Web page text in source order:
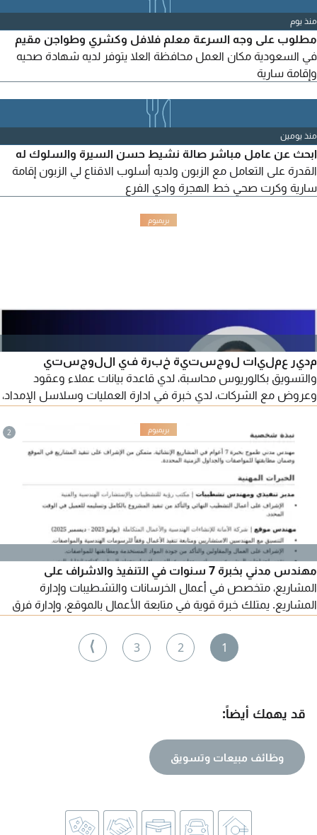
منذ يوم
مطلوب على وجه السرعة معلم فلافل وكشري وطواجن مقيم
في السعودية مكان العمل محافظة العلا يتوفر لديه شهادة صحيه
وإقامة سارية
منذ يومين
ابحث عن عامل مباشر صالة نشيط حسن السيرة والسلوك له
القدرة على التعامل مع الزبون ولديه أسلوب الاقناع لي الزبون إقامة
سارية وكرت صحي خط الهجرة وادي الفرع
مدير عمليات لوجستية خبرة في اللوجستي
والتسويق بكالوريوس محاسبة، لدي قاعدة بيانات عملاء وعقود
وعروض مع الشركات، لدي خبرة في ادارة العمليات وسلاسل الإمداد،
والفواتير، التنسيق مع العملاء والموردين ومتابعة الطرود ومتابعة
المناديب وحل المشكلات، إدارة العمليات اليومية، محترف في برامج
Microsoft Office، لا مانع بالعمل بأي مجال اداري أو محاسبي
2
مهندس مدني بخبرة 7 سنوات في التنفيذ والاشراف على
المشاريع، متخصص في أعمال الخرسانات والتشطيبات وإدارة
المشاريع. يمتلك خبرة قوية في متابعة الأعمال بالموقع، وإدارة فرق
على قراءة المخططات وتنفيذ الأعمال طبقا للمواصفات الفنية
والجداول الزمنية المعتمدة وتحقيق أعلى مستويات الدقة في تسليم
1
2
3
⟩
قد يهمك أيضاً:
وظائف مبيعات وتسويق